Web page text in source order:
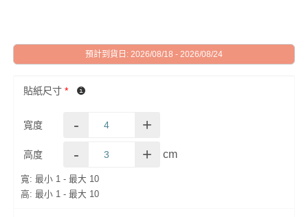
預計到貨日: 2026/08/18 - 2026/08/24
貼紙尺寸 *
寬度 - +
高度 - + cm
寬: 最小 1 - 最大 10
高: 最小 1 - 最大 10